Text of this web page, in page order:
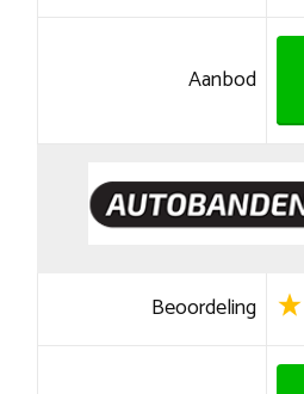
Aanbod
Beoordeling